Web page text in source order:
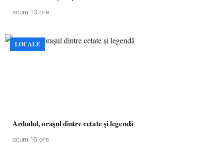
acum 13 ore
LOCALE
Ardudul, orașul dintre cetate și legendă
acum 16 ore